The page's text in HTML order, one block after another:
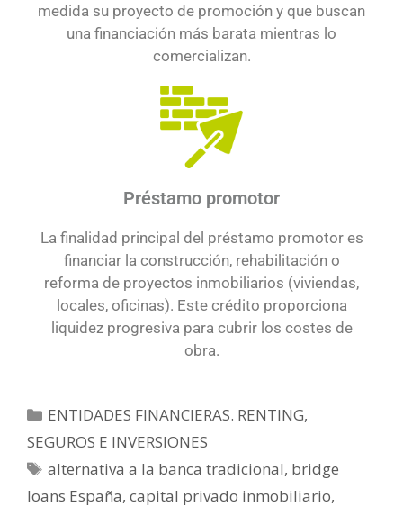
medida su proyecto de promoción y que buscan
una financiación más barata mientras lo
comercializan.
Préstamo promotor
La finalidad principal del préstamo promotor es
financiar la construcción, rehabilitación o
reforma de proyectos inmobiliarios (viviendas,
locales, oficinas). Este crédito proporciona
liquidez progresiva para cubrir los costes de
obra.
ENTIDADES FINANCIERAS. RENTING,
SEGUROS E INVERSIONES
alternativa a la banca tradicional, bridge
loans España, capital privado inmobiliario,